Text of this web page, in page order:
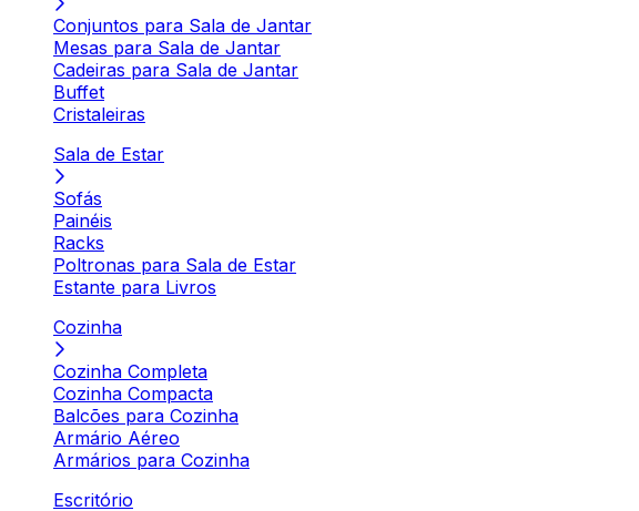
Conjuntos para Sala de Jantar
Mesas para Sala de Jantar
Cadeiras para Sala de Jantar
Buffet
Cristaleiras
Sala de Estar
Sofás
Painéis
Racks
Poltronas para Sala de Estar
Estante para Livros
Cozinha
Cozinha Completa
Cozinha Compacta
Balcões para Cozinha
Armário Aéreo
Armários para Cozinha
Escritório